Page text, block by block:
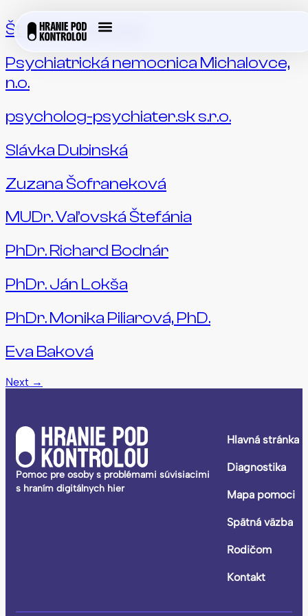
Štefánia Vaľovská
Psychiatrická nemocnica Michalovce,
n.o.
psycholog-psychiater.sk s.r.o.
Slávka Dubinská
Zuzana Šofraneková
MUDr. Vaľovská Štefánia
PhDr. Richard Bodnár
PhDr. Ján Lokša
PhDr. Monika Piliarová, PhD.
Eva Baková
Next →
Pomoc pre osoby s problémami súvisiacimi
s hraním digitálnych hier
Hlavná stránka
Diagnostika
Mapa pomoci
Spätná väzba
Rodičom
Kontakt